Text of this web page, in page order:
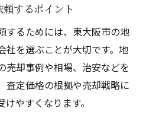
するポイント
するためには、東大阪市の地
社を選ぶことが大切です。地
売却事例や相場、治安などを
査定価格の根拠や売却戦略に
やすくなります。